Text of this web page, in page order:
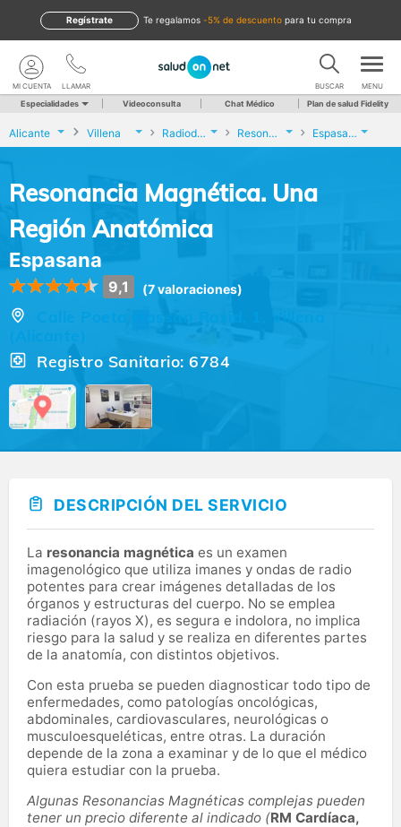
te regalamos -5% de descuento para tu compra
Regístrate
LLAMAR
MI CUENTA BUSCAR MENU
Especialidades Videoconsulta Chat Médico Plan de salud Fidelity
Alicante Villena Radiodiagnóstico Resonancia Magnética. Una Región Anatómica Espasana
Resonancia Magnética. Una
Región Anatómica
Espasana
9,1 (7 valoraciones)
Registro Sanitario: 6784
DESCRIPCIÓN DEL SERVICIO
La resonancia magnética es un examen
imagenológico que utiliza imanes y ondas de radio
potentes para crear imágenes detalladas de los
órganos y estructuras del cuerpo. No se emplea
radiación (rayos X), es segura e indolora, no implica
riesgo para la salud y se realiza en diferentes partes
de la anatomía, con distintos objetivos.
Con esta prueba se pueden diagnosticar todo tipo de
enfermedades, como patologías oncológicas,
abdominales, cardiovasculares, neurológicas o
musculoesqueléticas, entre otras. La duración
depende de la zona a examinar y de lo que el médico
quiera estudiar con la prueba.
Algunas Resonancias Magnéticas complejas pueden
tener un precio diferente al indicado (RM Cardíaca,